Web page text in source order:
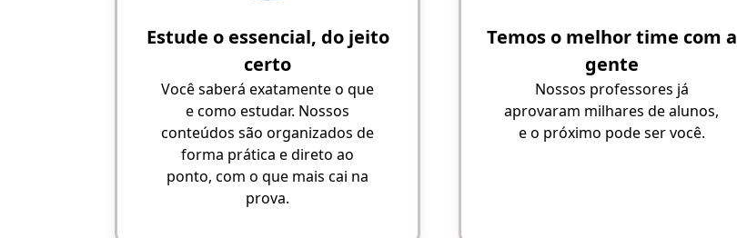
Estude o essencial, do jeito
certo
Você saberá exatamente o que
e como estudar. Nossos
conteúdos são organizados de
forma prática e direto ao
ponto, com o que mais cai na
prova.
Temos o melhor time com a
gente
Nossos professores já
aprovaram milhares de alunos,
e o próximo pode ser você.